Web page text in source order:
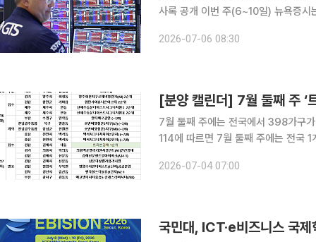
사록 공개 이번 주(6~10일) 뉴욕증
간 다우지수는 거의 2% 상승하면서
2026-07-06 08:30
[분양 캘린더] 7월 둘째 주 ‘
7월 둘째 주에는 전국에서 398가구가 분양에 나선다. ◇청약 단지
114에 따르면 7월 둘째 주에는 전국
제비앙엘가(A8)’, 경남 함안군 ‘함안
2026-07-04 07:00
국민대, ICT·e비즈니스 국